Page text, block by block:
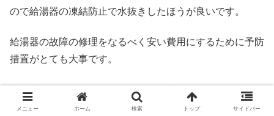
ので給湯器の凍結防止で水抜きしたほうが良いです。
給湯器の故障の修理をなるべく安い費用にするために予防
措置がとても大事です。
少し時間的に余裕があるなら給湯器交換でホームセンター
で下調べするのもおすすめです。
メニュー ホーム 検索 トップ サイドバー